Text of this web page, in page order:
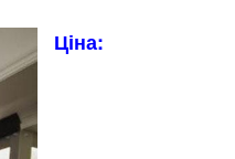
Ціна: